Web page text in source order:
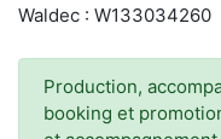
Waldec : W133034260
Production,
booking et